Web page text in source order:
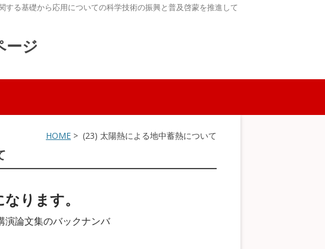
る基礎から応用についての科学技術の振興と普及啓蒙を推進して
ージ
HOME > (23) 太陽熱による地中蓄熱について
ります。
演論文集のバックナンバ